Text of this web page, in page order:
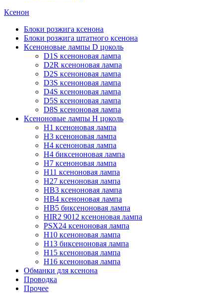
Ксенон
Блоки розжига ксенона
Блоки розжига штатного ксенона
Ксеноновые лампы D цоколь
D1S ксеноновая лампа
D2R ксеноновая лампа
D2S ксеноновая лампа
D3S ксеноновая лампа
D4S ксеноновая лампа
D5S ксеноновая лампа
D8S ксеноновая лампа
Ксеноновые лампы Н цоколь
H1 ксеноновая лампа
H3 ксеноновая лампа
H4 ксеноновая лампа
H4 биксеноновая лампа
H7 ксеноновая лампа
H11 ксеноновая лампа
H27 ксеноновая лампа
HB3 ксеноновая лампа
HB4 ксеноновая лампа
HB5 биксеноновая лампа
HIR2 9012 ксеноновая лампа
PSX24 ксеноновая лампа
H10 ксеноновая лампа
H13 биксеноновая лампа
H15 ксеноновая лампа
H16 ксеноновая лампа
Обманки для ксенона
Проводка
Прочее